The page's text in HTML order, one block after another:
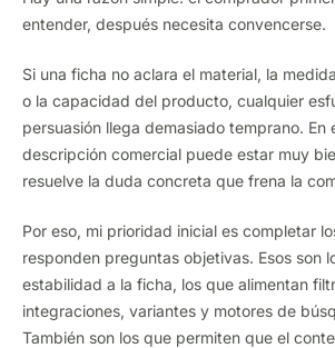
entender, después necesita convencerse.
Si una ficha no aclara el material, la
o la capacidad del producto, cualquier
persuasión llega demasiado temprano. En
descripción comercial puede estar muy
resuelve la duda concreta que frena la
Por eso, mi prioridad inicial es completar
responden preguntas objetivas. Esos son
estabilidad a la ficha, los que alimentan
integraciones, variantes y motores de
También son los que permiten que el